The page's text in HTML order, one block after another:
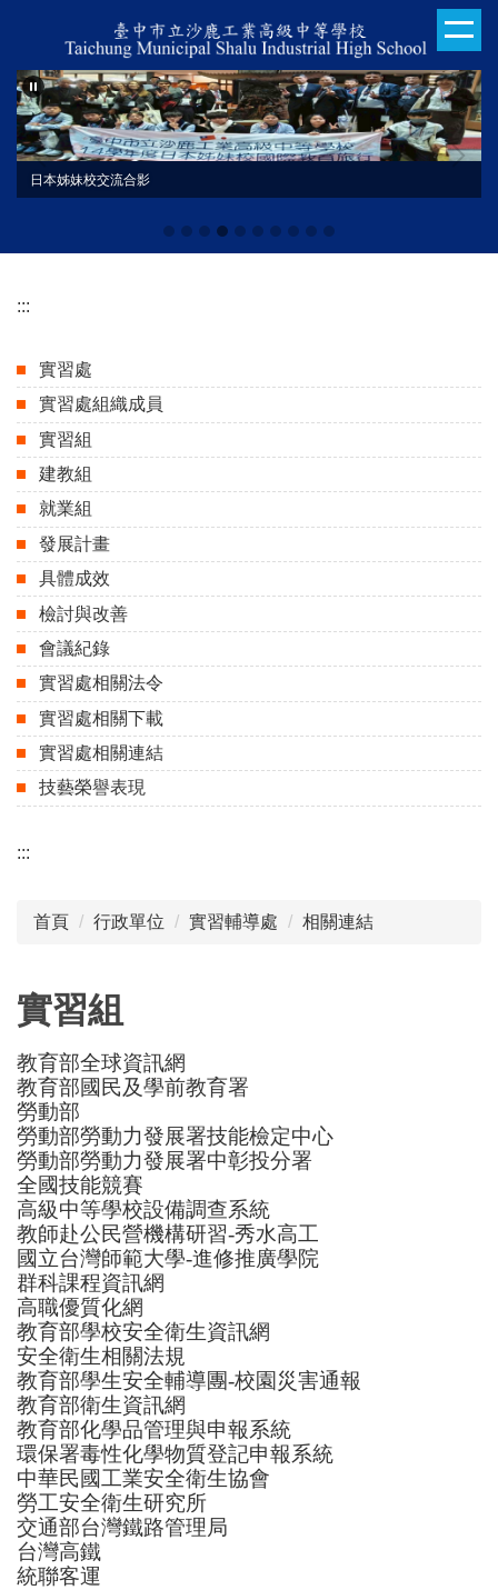
主
要
內
容
日本姊妹校交流合影
:::
實習處
實習處組織成員
實習組
建教組
就業組
發展計畫
具體成效
檢討與改善
會議紀錄
實習處相關法令
實習處相關下載
實習處相關連結
技藝榮譽表現
:::
首頁 行政單位 實習輔導處 相關連結
實習組
教育部全球資訊網
教育部國民及學前教育署
勞動部
勞動部勞動力發展署技能檢定中心
勞動部勞動力發展署中彰投分署
全國技能競賽
高級中等學校設備調查系統
教師赴公民營機構研習-秀水高工
國立台灣師範大學-進修推廣學院
群科課程資訊網
高職優質化網
教育部學校安全衛生資訊網
安全衛生相關法規
教育部學生安全輔導團-校園災害通報
教育部衛生資訊網
教育部化學品管理與申報系統
環保署毒性化學物質登記申報系統
中華民國工業安全衛生協會
勞工安全衛生研究所
交通部台灣鐵路管理局
台灣高鐵
統聯客運